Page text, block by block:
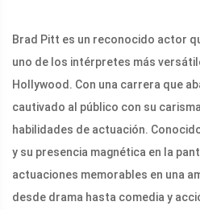
Brad Pitt es un reconocido actor
uno de los intérpretes más
Hollywood. Con una carrera que
cautivado al público con su
habilidades de actuación.
y su presencia magnética en la
actuaciones memorables en una
desde drama hasta comedia y